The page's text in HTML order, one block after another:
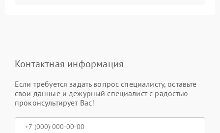
Контактная информация
Если требуется задать вопрос специалисту, оставьте
свои данные и дежурный специалист с радостью
проконсультирует Вас!